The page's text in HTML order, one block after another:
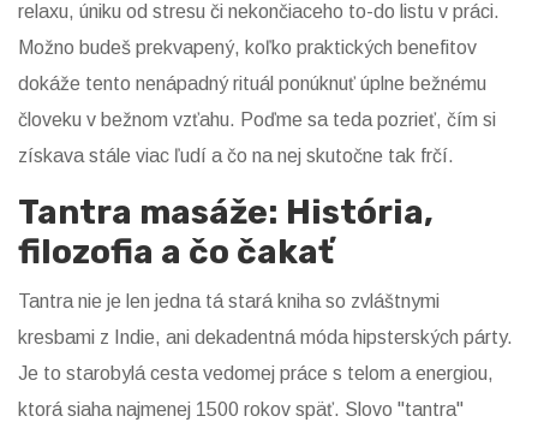
relaxu, úniku od stresu či nekončiaceho to-do listu v práci.
Možno budeš prekvapený, koľko praktických benefitov
dokáže tento nenápadný rituál ponúknuť úplne bežnému
človeku v bežnom vzťahu. Poďme sa teda pozrieť, čím si
získava stále viac ľudí a čo na nej skutočne tak frčí.
Tantra masáže: História,
filozofia a čo čakať
Tantra nie je len jedna tá stará kniha so zvláštnymi
kresbami z Indie, ani dekadentná móda hipsterských párty.
Je to starobylá cesta vedomej práce s telom a energiou,
ktorá siaha najmenej 1500 rokov späť. Slovo "tantra"